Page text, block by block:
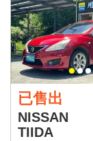
已售出
NISSAN
TIIDA